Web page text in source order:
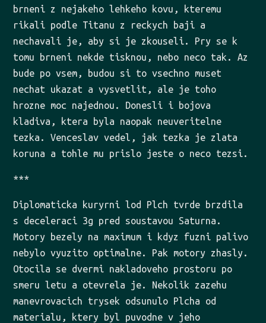
brneni z nejakeho lehkeho kovu, kteremu
rikali podle Titanu z reckych baji a
nechavali je, aby si je zkouseli. Pry se k
tomu brneni nekde tisknou, nebo neco tak. Az
bude po vsem, budou si to vsechno muset
nechat ukazat a vysvetlit, ale je toho
hrozne moc najednou. Donesli i bojova
kladiva, ktera byla naopak neuveritelne
tezka. Venceslav vedel, jak tezka je zlata
koruna a tohle mu prislo jeste o neco tezsi.
***
Diplomaticka kuryrni lod Plch tvrde brzdila
s deceleraci 3g pred soustavou Saturna.
Motory bezely na maximum i kdyz fuzni palivo
nebylo vyuzito optimalne. Pak motory zhasly.
Otocila se dvermi nakladoveho prostoru po
smeru letu a otevrela je. Nekolik zazehu
manevrovacich trysek odsunulo Plcha od
materialu, ktery byl puvodne v jeho